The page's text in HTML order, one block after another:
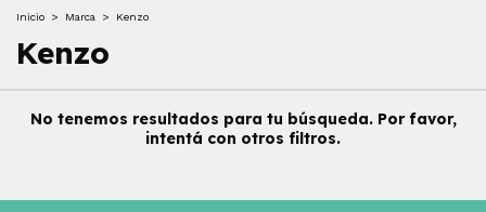
Inicio > Marca > Kenzo
Kenzo
No tenemos resultados para tu búsqueda. Por favor,
intentá con otros filtros.